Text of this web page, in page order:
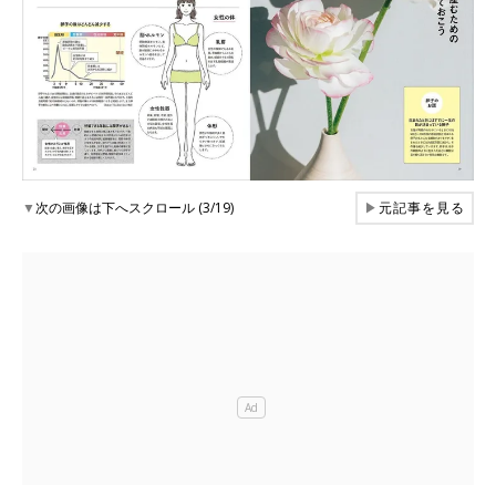
▼次の画像は下へスクロール (3/19) ▶元記事を見る